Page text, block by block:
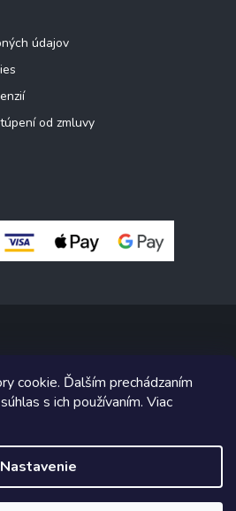
cookie. Ďalším prechádzaním
s ich používaním. Viac
Nastavenie
15%🪴Využijte mimořádné akce
údajov
od zmluvy
stoly, lavice . Všetky práva vyhradené.
nastavenie cookies
Shoptet implementoval
Shoptetak.cz.